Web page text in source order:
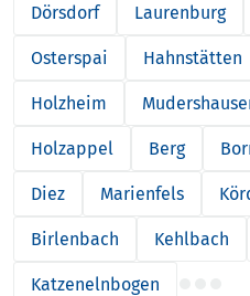
Dörsdorf Laurenburg
Osterspai Hahnstätten
Holzheim
Holzappel Berg
Diez Marienfels
Birlenbach Kehlbach
Katzenelnbogen